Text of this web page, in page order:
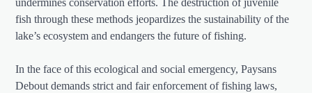
undermines conservation efforts. The destruction of juvenile
fish through these methods jeopardizes the sustainability of the
lake’s ecosystem and endangers the future of fishing.
In the face of this ecological and social emergency, Paysans
Debout demands strict and fair enforcement of fishing laws,